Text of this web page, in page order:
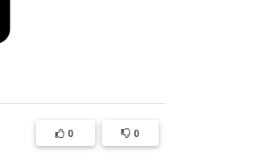
0 0